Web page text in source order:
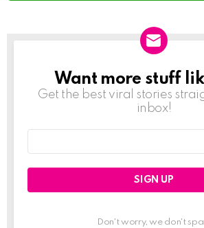
NEWSLETTER
Want more stuff
Get the best viral stories
inbox!
Don't worry, we don't